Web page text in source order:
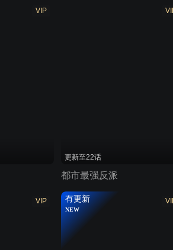
VIP
更新至22话
都市最强反派
VIP 有更新
NEW